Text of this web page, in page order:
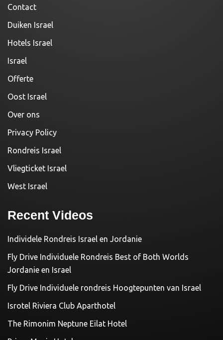
Contact
Duiken Israel
Hotels Israel
Israel
Offerte
Oost Israel
Over ons
Privacy Policy
Rondreis Israel
Vliegticket Israel
West Israel
Recent Videos
Individele Rondreis Israel en Jordanie
Fly Drive Individuele Rondreis Best of Both Worlds
Jordanie en Israel
Fly Drive Individuele rondreis Hoogtepunten van Israel
Isrotel Riviera Club Aparthotel
The Rimonim Neptune Eilat Hotel